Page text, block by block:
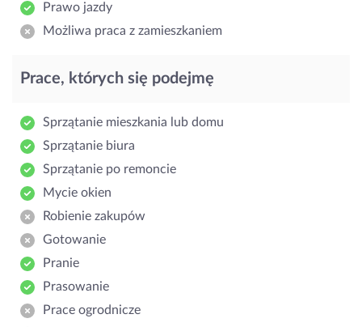
Prawo jazdy
Możliwa praca z zamieszkaniem
Prace, których się podejmę
Sprzątanie mieszkania lub domu
Sprzątanie biura
Sprzątanie po remoncie
Mycie okien
Robienie zakupów
Gotowanie
Pranie
Prasowanie
Prace ogrodnicze